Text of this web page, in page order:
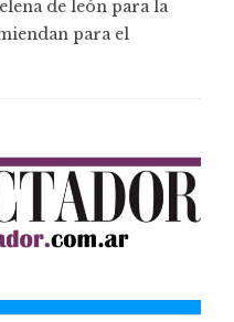
de león para la
para el